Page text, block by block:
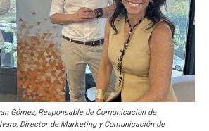
Gómez, Responsable de Comunicación de
Director de Marketing y Comunicación de